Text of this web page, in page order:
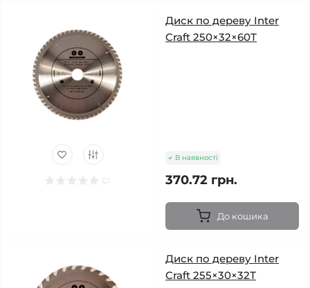
Диск по дереву Inter
Craft 250×32×60Т
В наявності
370.72 грн.
До кошика
Диск по дереву Inter
Craft 255×30×32Т